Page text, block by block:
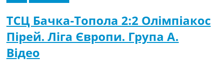
ТСЦ Бачка-Топола 2:2 Олімпіакос
Пірей. Ліга Європи. Група A.
Відео